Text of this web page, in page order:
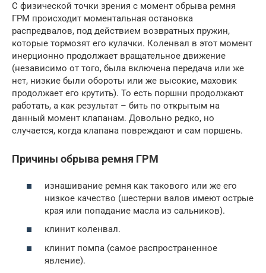
С физической точки зрения с момент обрыва ремня
ГРМ происходит моментальная остановка
распредвалов, под действием возвратных пружин,
которые тормозят его кулачки. Коленвал в этот момент
инерционно продолжает вращательное движение
(независимо от того, была включена передача или же
нет, низкие были обороты или же высокие, маховик
продолжает его крутить). То есть поршни продолжают
работать, а как результат – бить по открытым на
данный момент клапанам. Довольно редко, но
случается, когда клапана повреждают и сам поршень.
Причины обрыва ремня ГРМ
изнашивание ремня как такового или же его
низкое качество (шестерни валов имеют острые
края или попадание масла из сальников).
клинит коленвал.
клинит помпа (самое распространенное
явление).